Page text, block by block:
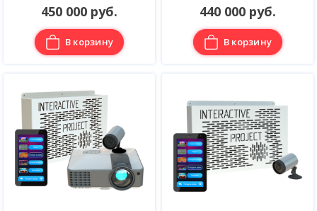
450 000 руб.
В корзину
440 000 руб.
В корзину